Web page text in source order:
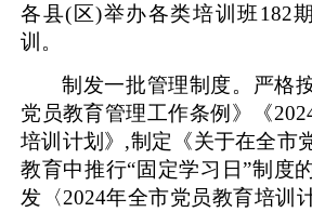
各县(区)举办各类培训班182
训。
制发一批管理制度。严格
党员教育管理工作条例》《
培训计划》,制定《关于在全市
教育中推行“固定学习日”制度
发〈2024年全市党员教育培训